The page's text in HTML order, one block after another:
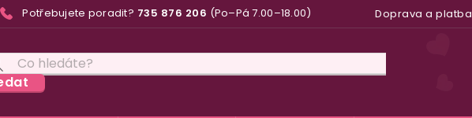
Potřebujete poradit? 735 876 206 (Po–Pá 7.00–18.00) Doprava a platba